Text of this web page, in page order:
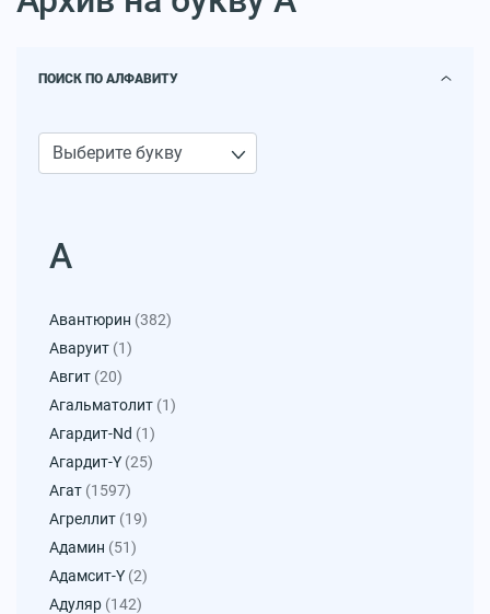
ПОИСК ПО АЛФАВИТУ
А
Авантюрин (382)
Аваруит (1)
Авгит (20)
Агальматолит (1)
Агардит-Nd (1)
Агардит-Y (25)
Агат (1597)
Агреллит (19)
Адамин (51)
Адамсит-Y (2)
Адуляр (142)